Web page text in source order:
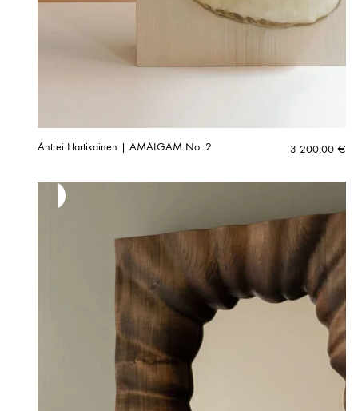
Antrei Hartikainen | AMALGAM No. 2 3 200,00 €